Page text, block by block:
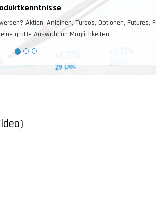
Aktien, Anleihen, Turbos, Optionen, Futures, Forex
große Auswahl an Möglichkeiten.